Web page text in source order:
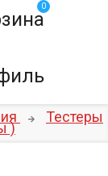
0
Тестеры
)